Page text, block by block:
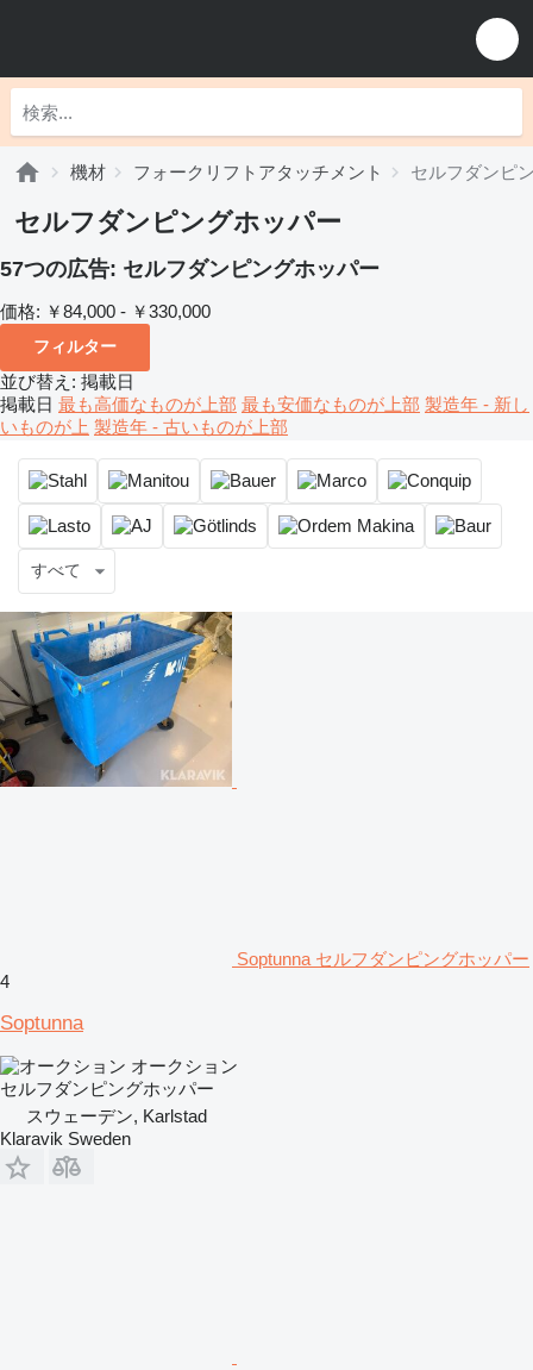
機材 フォークリフトアタッチメント セルフダンピ
セルフダンピングホッパー
57つの広告: セルフダンピングホッパー
価格: ￥84,000 - ￥330,000
フィルター
並び替え : 掲載日
掲載日 最も高価なものが上部 最も安価なものが上部 製造年 - 新し
いものが上 製造年 - 古いものが上部
すべて
Soptunna セルフダンピングホッパー
4
Soptunna
オークション
セルフダンピングホッパー
スウェーデン, Karlstad
Klaravik Sweden